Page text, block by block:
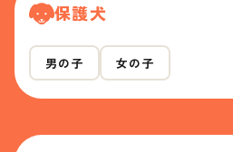
保護犬
男の子 女の子